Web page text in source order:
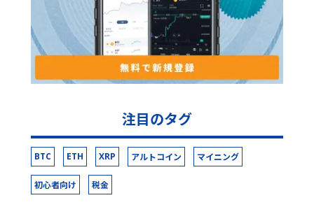
注目のタグ
BTC ETH XRP アルトコイン マイニング
初心者向け 税金